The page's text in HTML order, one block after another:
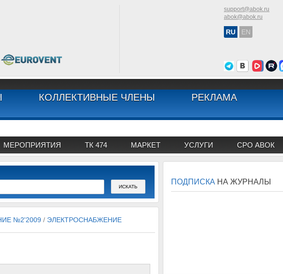
support@abok.ru
abok@abok.ru
RU EN
КОЛЛЕКТИВНЫЕ ЧЛЕНЫ
РЕКЛАМА
МЕРОПРИЯТИЯ ТК 474 МАРКЕТ УСЛУГИ СРО АВОК
№2'2009 / ЭЛЕКТРОСНАБЖЕНИЕ
ПОДПИСКА НА ЖУРНАЛЫ
АВОК